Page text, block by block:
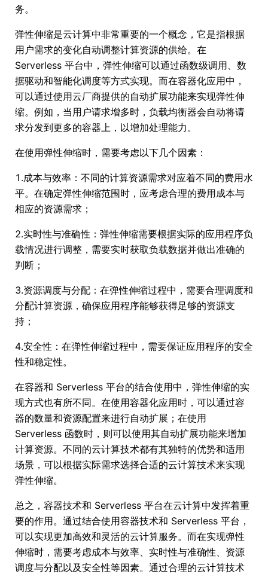
务。
弹性伸缩是云计算中非常重要的一个概念，它是指根据
用户需求的变化自动调整计算资源的供给。在
Serverless 平台中，弹性伸缩可以通过函数级调用、数
据驱动和智能化调度等方式实现。而在容器化应用中，
可以通过使用云厂商提供的自动扩展功能来实现弹性伸
缩。例如，当用户请求增多时，负载均衡器会自动将请
求分发到更多的容器上，以增加处理能力。
在使用弹性伸缩时，需要考虑以下几个因素：
1.成本与效率：不同的计算资源需求对应着不同的费用水
平。在确定弹性伸缩范围时，应考虑合理的费用成本与
相应的资源需求；
2.实时性与准确性：弹性伸缩需要根据实际的应用程序负
载情况进行调整，需要实时获取负载数据并做出准确的
判断；
3.资源调度与分配：在弹性伸缩过程中，需要合理调度和
分配计算资源，确保应用程序能够获得足够的资源支
持；
4.安全性：在弹性伸缩过程中，需要保证应用程序的安全
性和稳定性。
在容器和 Serverless 平台的结合使用中，弹性伸缩的实
现方式也有所不同。在使用容器化应用时，可以通过容
器的数量和资源配置来进行自动扩展；在使用
Serverless 函数时，则可以使用其自动扩展功能来增加
计算资源。不同的云计算技术都有其独特的优势和适用
场景，可以根据实际需求选择合适的云计算技术来实现
弹性伸缩。
总之，容器技术和 Serverless 平台在云计算中发挥着重
要的作用。通过结合使用容器技术和 Serverless 平台，
可以实现更加高效和灵活的云计算服务。而在实现弹性
伸缩时，需要考虑成本与效率、实时性与准确性、资源
调度与分配以及安全性等因素。通过合理的云计算技术